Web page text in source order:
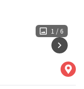
1 / 6